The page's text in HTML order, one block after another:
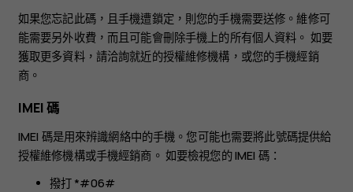
如果您忘記此碼，且手機遭鎖定，則您的手機需要送修。維修可
能需要另外收費，而且可能會刪除手機上的所有個人資料。 如要
獲取更多資料，請洽詢就近的授權維修機構，或您的手機經銷
商。
IMEI 碼
IMEI 碼是用來辨識網絡中的手機。您可能也需要將此號碼提供給
授權維修機構或手機經銷商。 如要檢視您的 IMEI 碼：
撥打 *#06#